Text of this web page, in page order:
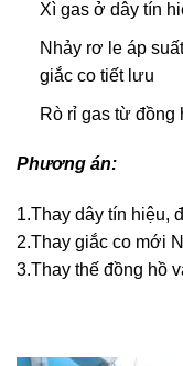
Xì gas ở dây tín
Nhảy rơ le áp
giắc co tiết lưu
Rò rỉ gas từ đồng
Phương án:
1.Thay dây tín hiệu,
2.Thay giắc co mới
3.Thay thế đồng hồ